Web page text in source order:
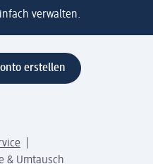
verwalten.
erstellen
& Umtausch